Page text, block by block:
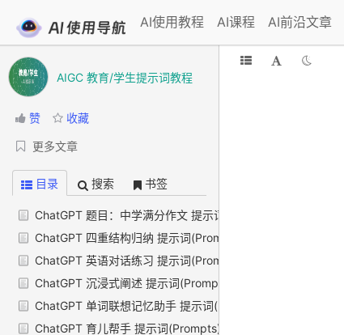
AI使用教程 AI课程 AI前沿文章
AIGC 教育/学生提示词教程
赞 收藏
更多文章
目录 搜索 书签
ChatGPT 题目：中学满分作文 提示词(Prompts)
ChatGPT 四重结构归纳 提示词(Prompts)
ChatGPT 英语对话练习 提示词(Prompts)
ChatGPT 沉浸式阐述 提示词(Prompts)
ChatGPT 单词联想记忆助手 提示词(Prompts)
ChatGPT 育儿帮手 提示词(Prompts)